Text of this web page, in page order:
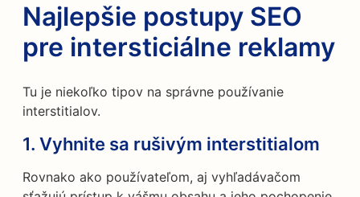
Najlepšie postupy SEO
pre intersticiálne reklamy
Tu je niekoľko tipov na správne používanie
interstitialov.
1. Vyhnite sa rušivým interstitialom
Rovnako ako používateľom, aj vyhľadávačom